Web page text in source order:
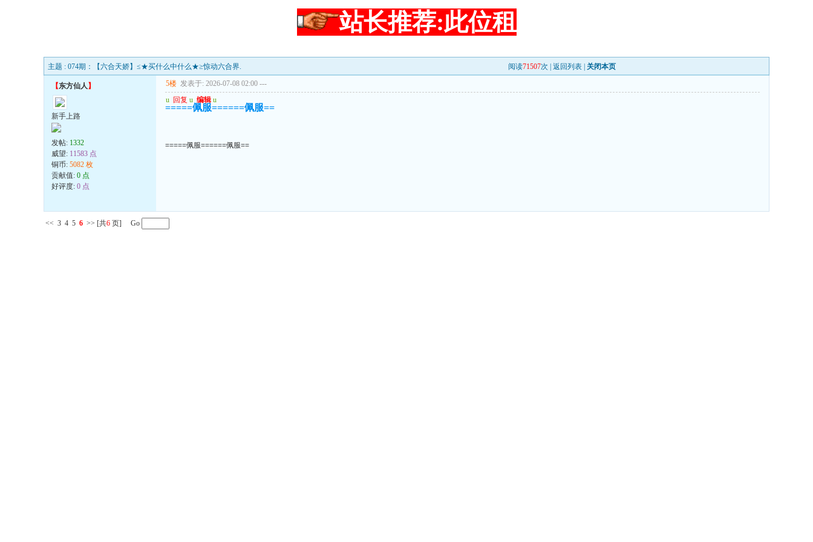
站长推荐:此位租
主题 : 074期：【六合天娇】≤★买什么中什么★≥惊动六合界. 阅读71507次 | 返回列表 关闭本页
【东方仙人 】
新手上路
发帖: 1332
威望: 11583 点
铜币: 5082 枚
贡献值: 0 点
好评度: 0 点
5楼 发表于: 2026-07-08 02:00 ---
u 回复 u 编辑 u
=====佩服======佩服==
=====佩服======佩服==
<< 3 4 5 6 >> [共6 页] Go